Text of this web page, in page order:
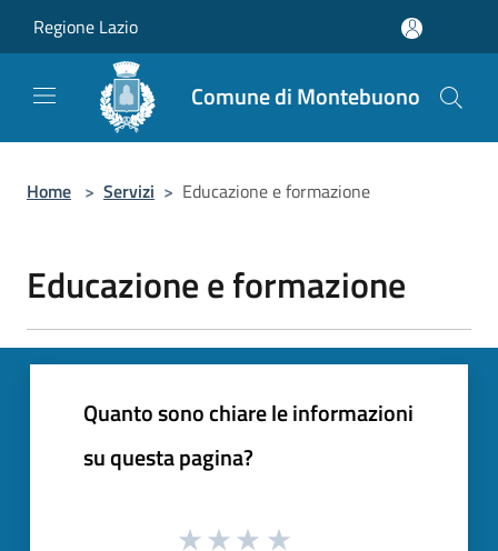
Regione Lazio
Comune di Montebuono
Home > Servizi > Educazione e formazione
Educazione e formazione
Quanto sono chiare le informazioni
su questa pagina?